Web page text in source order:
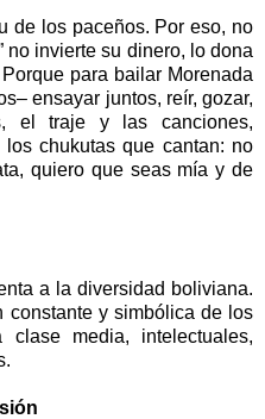
de los paceños. Por eso, no
no invierte su dinero, lo dona
para bailar Morenada
ensayar juntos, reír, gozar,
el traje y las canciones,
chukutas que cantan: no
quiero que seas mía y de
a la diversidad boliviana.
constante y simbólica de los
clase media, intelectuales,